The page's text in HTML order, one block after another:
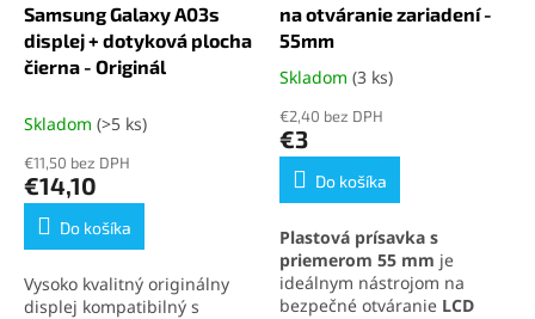
Samsung Galaxy A03s
displej + dotyková plocha
čierna - Originál
Skladom (>5 ks)
€11,50 bez DPH
€14,10
Do košíka
Vysoko kvalitný originálny
displej kompatibilný s
na otváranie zariadení -
55mm
Priemerné
produktu
je
5,0
hviezdičiek.
Skladom (3 ks)
€2,40 bez DPH
€3
Do košíka
Plastová prísavka s
priemerom 55 mm je
ideálnym nástrojom na
bezpečné otváranie LCD